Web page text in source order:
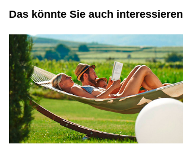
Das könnte Sie auch interessieren